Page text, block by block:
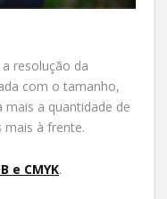
resolução da
com o tamanho,
mais a quantidade de
mais à frente.
e CMYK.